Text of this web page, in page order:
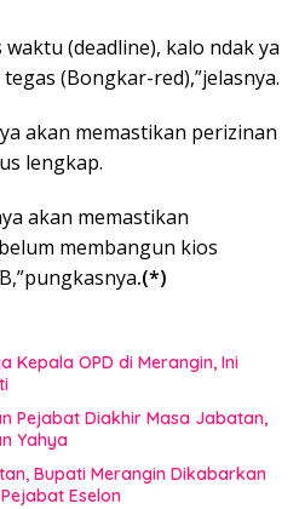
(deadline), kalo ndak ya
(Bongkar-red),”jelasnya.
akan memastikan perizinan
lengkap.
akan memastikan
membangun kios
.(*)
Kepala OPD di Merangin, Ini
Pejabat Diakhir Masa Jabatan,
Yahya
Bupati Merangin Dikabarkan
Eselon